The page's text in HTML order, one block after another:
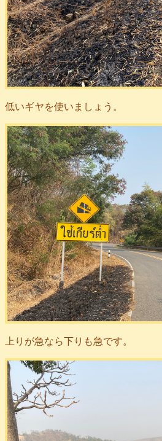
低いギヤを使いましょう。
上りが急なら下りも急です。